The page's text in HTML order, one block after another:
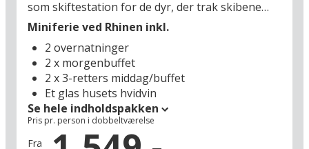
som skiftestation for de dyr, der trak skibene
gennem Rhindalens smalle passager. I dag er de
gårdmiljøer og den personlige gæstfrihed stadig
en vigtig del af oplevelsen, mens familien Berg –
som har drevet stedet i årtier – har kombineret
de historiske rammer med moderne komfort,
wellness og gastronomi.
Hotellet er et oplagt valg for voksne, der ønsker
Miniferie ved Rhinen inkl.
2 overnatninger
2 x morgenbuffet
2 x 3-retters middag/buffet
Et glas husets hvidvin
Se hele indholdspakken
Pris pr. person i dobbeltværelse
Fra